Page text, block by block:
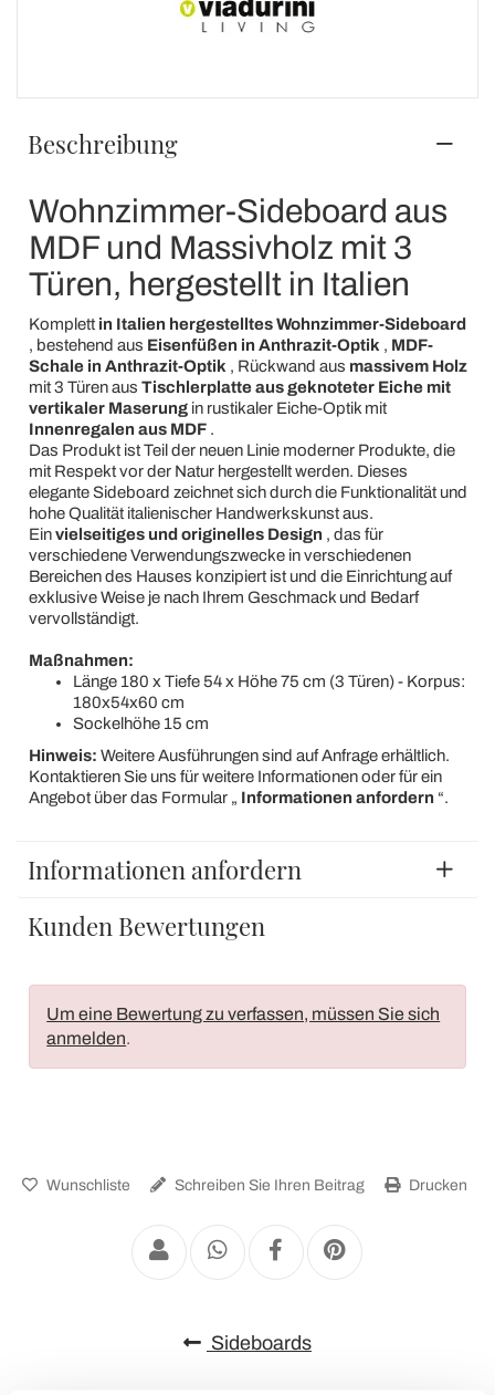
Beschreibung
Wohnzimmer-Sideboard aus
MDF und Massivholz mit 3
Türen, hergestellt in Italien
Komplett in Italien hergestelltes Wohnzimmer-Sideboard
, bestehend aus Eisenfüßen in Anthrazit-Optik , MDF-
Schale in Anthrazit-Optik , Rückwand aus massivem Holz
mit 3 Türen aus Tischlerplatte aus geknoteter Eiche mit
vertikaler Maserungin rustikaler Eiche-Optik mit
Innenregalen aus MDF.
Das Produkt ist Teil der neuen Linie moderner Produkte, die
mit Respekt vor der Natur hergestellt werden. Dieses
elegante Sideboard zeichnet sich durch die Funktionalität und
hohe Qualität italienischer Handwerkskunst aus.
Einvielseitiges und originelles Design , das für
verschiedene Verwendungszwecke in verschiedenen
Bereichen des Hauses konzipiert ist und die Einrichtung auf
exklusive Weise je nach Ihrem Geschmack und Bedarf
vervollständigt.
Maßnahmen:
Länge 180 x Tiefe 54 x Höhe 75 cm (3 Türen) - Korpus:
180x54x60 cm
Sockelhöhe 15 cm
Hinweis: Weitere Ausführungen sind auf Anfrage erhältlich.
Kontaktieren Sie uns für weitere Informationen oder für ein
Angebot über das Formular „ Informationen anfordern “.
Informationen anfordern
Kunden Bewertungen
Um eine Bewertung zu verfassen, müssen Sie sich
anmelden.
Wunschliste Schreiben Sie Ihren Beitrag Drucken
Sideboards